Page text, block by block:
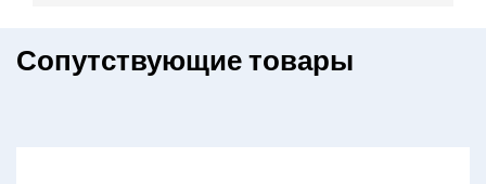
Сопутствующие товары